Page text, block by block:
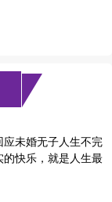
未婚无子人生不完
的快乐，就是人生最